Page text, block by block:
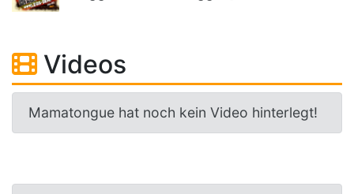
Videos
Mamatongue hat noch kein Video hinterlegt!